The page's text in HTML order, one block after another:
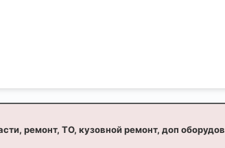
ремонт, ТО, кузовной ремонт, доп